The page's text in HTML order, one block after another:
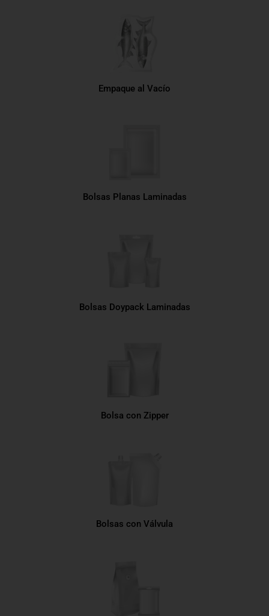
Empaque al Vacío
Bolsas Planas Laminadas
Bolsas Doypack Laminadas
Bolsa con Zipper
Bolsas con Válvula